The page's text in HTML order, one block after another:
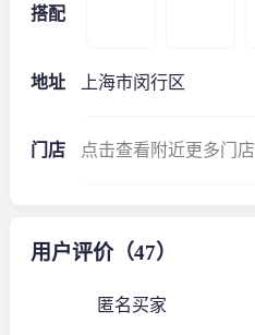
搭配
地址 上海市闵行区
门店 点击查看附近更多门店
用户评价（47）
匿名买家